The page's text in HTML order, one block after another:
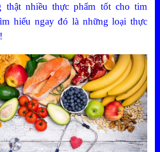
thật nhiều thực phẩm tốt cho tim
hiểu ngay đó là những loại thực